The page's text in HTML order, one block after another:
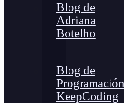
Blog de
Adriana
Botelho
Blog de
Programación
KeepCoding